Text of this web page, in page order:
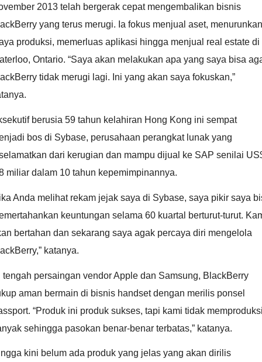
2013 telah bergerak cepat mengembalikan bisnis
yang terus merugi. Ia fokus menjual aset, menurunkan
produksi, memerluas aplikasi hingga menjual real estate di
Ontario. “Saya akan melakukan apa yang saya bisa
tidak merugi lagi. Ini yang akan saya fokuskan,”
berusia 59 tahun kelahiran Hong Kong ini sempat
bos di Sybase, perusahaan perangkat lunak yang
dari kerugian dan mampu dijual ke SAP senilai
miliar dalam 10 tahun kepemimpinannya.
Anda melihat rekam jejak saya di Sybase, saya pikir saya
keuntungan selama 60 kuartal berturut-turut.
bertahan dan sekarang saya agak percaya diri mengelola
katanya.
tengah persaingan vendor Apple dan Samsung, BlackBerry
aman bermain di bisnis handset dengan merilis ponsel
“Produk ini produk sukses, tapi kami tidak
sehingga pasokan benar-benar terbatas,” katanya.
kini belum ada produk yang jelas yang akan dirilis